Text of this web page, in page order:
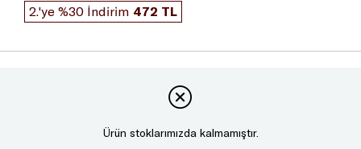
2.'ye %30 İndirim 472 TL
Ürün stoklarımızda kalmamıştır.